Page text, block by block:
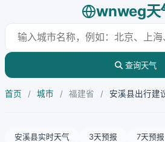
wnweg天
查询天气
首页 / 城市 / 福建省 / 安溪县出行建
安溪县实时天气 3天预报 7天预报